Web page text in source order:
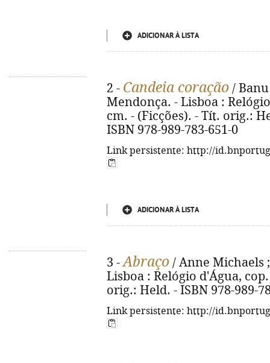
ADICIONAR À LISTA
2 - Candeia coração /
Mendonça. - Lisboa :
cm. - (Ficções). - Tít. orig.:
ISBN 978-989-783-651-0
Link persistente: http://
ADICIONAR À LISTA
3 -Abraço / Anne Michaels
Lisboa : Relógio d'Água,
orig.: Held. - ISBN 978-989-
Link persistente: http://